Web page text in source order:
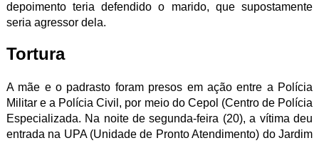
depoimento teria defendido o marido, que supostamente
seria agressor dela.
Tortura
A mãe e o padrasto foram presos em ação entre a Polícia
Militar e a Polícia Civil, por meio do Cepol (Centro de Polícia
Especializada. Na noite de segunda-feira (20), a vítima deu
entrada na UPA (Unidade de Pronto Atendimento) do Jardim